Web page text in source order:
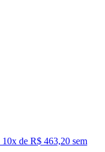
10x de R$ 463,20 sem